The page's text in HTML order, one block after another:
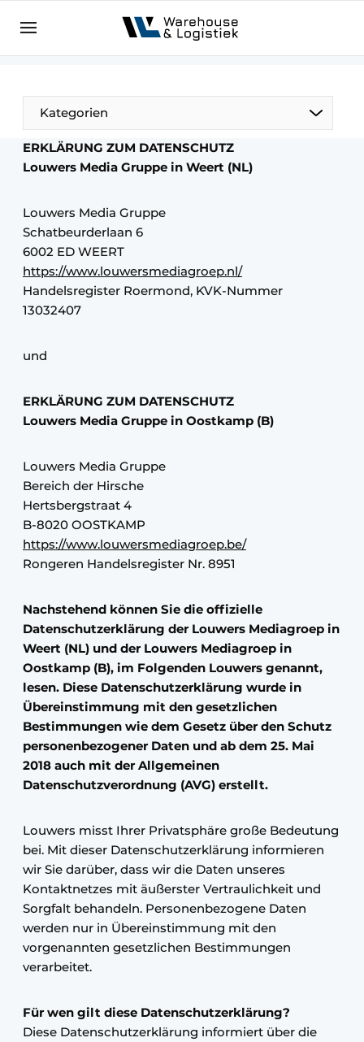
NL EN
Kategorien
ERKLÄRUNG ZUM DATENSCHUTZ
Louwers Media Gruppe in Weert (NL)
Louwers Media Gruppe
Schatbeurderlaan 6
6002 ED WEERT
https://www.louwersmediagroep.nl/
Handelsregister Roermond, KVK-Nummer
13032407
und
ERKLÄRUNG ZUM DATENSCHUTZ
Louwers Media Gruppe in Oostkamp (B)
Louwers Media Gruppe
Bereich der Hirsche
Hertsbergstraat 4
B-8020 OOSTKAMP
https://www.louwersmediagroep.be/
Rongeren Handelsregister Nr. 8951
Nachstehend können Sie die offizielle
Datenschutzerklärung der Louwers Mediagroep in
Weert (NL) und der Louwers Mediagroep in
Oostkamp (B), im Folgenden Louwers genannt,
lesen. Diese Datenschutzerklärung wurde in
Übereinstimmung mit den gesetzlichen
Bestimmungen wie dem Gesetz über den Schutz
personenbezogener Daten und ab dem 25. Mai
2018 auch mit der Allgemeinen
Datenschutzverordnung (AVG) erstellt.
Louwers misst Ihrer Privatsphäre große Bedeutung
bei. Mit dieser Datenschutzerklärung informieren
wir Sie darüber, dass wir die Daten unseres
Kontaktnetzes mit äußerster Vertraulichkeit und
Sorgfalt behandeln. Personenbezogene Daten
werden nur in Übereinstimmung mit den
vorgenannten gesetzlichen Bestimmungen
verarbeitet.
Für wen gilt diese Datenschutzerklärung?
Diese Datenschutzerklärung informiert über die